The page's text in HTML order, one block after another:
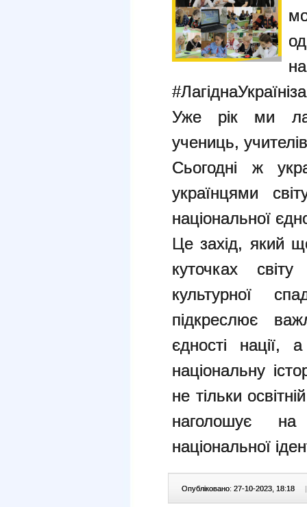
Уже рік ми
учениць,
Сьогодні ж
українцями
національної
Це захід, який
куточках
культурної
підкреслює
єдності нації,
національну
не тільки
наголошує
національної
Опубліковано: 27-10-2023, 18:18 |